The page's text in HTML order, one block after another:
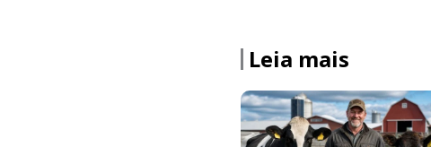
Leia mais